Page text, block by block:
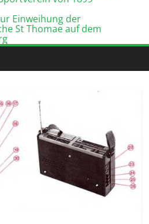
Einweihung der
St Thomae auf dem